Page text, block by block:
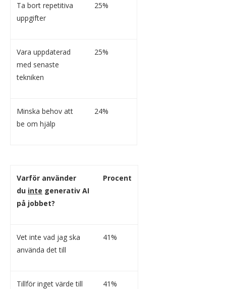
Ta bort repetitiva
uppgifter
25%
Vara uppdaterad
med senaste
tekniken
25%
Minska behov att
be om hjälp
24%
Varför använder
du inte generativ AI
på jobbet?
Procent
Vet inte vad jag ska
använda det till
41%
Tillför inget värde till
41%